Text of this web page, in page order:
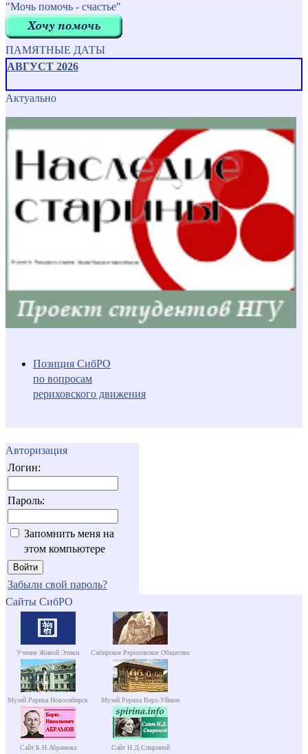
"Мочь помочь - счастье"
ПАМЯТНЫЕ ДАТЫ
АВГУСТ 2026
Актуально
Позиция СибРО
по вопросам
рериховского движения
Авторизация
Логин:
Пароль:
Запомнить меня на
этом компьютере
Забыли свой пароль?
Сайты СибРО
Учение Живой Этики Сибирское Рериховское Общество
Музей Рериха Новосибирск Музей Рериха Верх-Уймон
Сайт Б.Н.Абрамова Сайт Н.Д.Спириной